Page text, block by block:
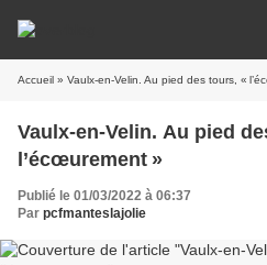
Accueil » Vaulx-en-Velin. Au pied des tours, «
Vaulx-en-Velin. Au pied
l’écœurement »
Publié le 01/03/2022 à 06:37
Par pcfmanteslajolie